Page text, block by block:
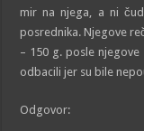
mir na njega, a ni
posrednika. Njegove
– 150 g. posle
odbacili jer su bile
Odgovor: